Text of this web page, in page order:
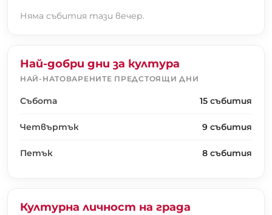
Няма събития тази вечер.
Най-добри дни за култура
НАЙ-НАТОВАРЕНИТЕ ПРЕДСТОЯЩИ ДНИ
Събота 15 събития
Четвъртък 9 събития
Петък 8 събития
Културна личност на града